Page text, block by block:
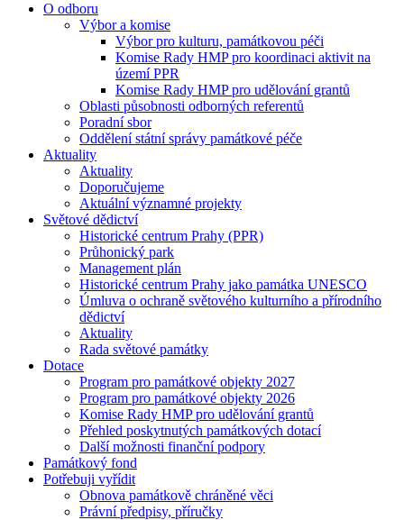
O odboru
Výbor a komise
Výbor pro kulturu, památkovou péči
Komise Rady HMP pro koordinaci aktivit na
území PPR
Komise Rady HMP pro udělování grantů
Oblasti působnosti odborných referentů
Poradní sbor
Oddělení státní správy památkové péče
Aktuality
Aktuality
Doporučujeme
Aktuální významné projekty
Světové dědictví
Historické centrum Prahy (PPR)
Průhonický park
Management plán
Historické centrum Prahy jako památka UNESCO
Úmluva o ochraně světového kulturního a přírodního
dědictví
Aktuality
Rada světové památky
Dotace
Program pro památkové objekty 2027
Program pro památkové objekty 2026
Komise Rady HMP pro udělování grantů
Přehled poskytnutých památkových dotací
Další možnosti finanční podpory
Památkový fond
Potřebuji vyřídit
Obnova památkově chráněné věci
Právní předpisy, příručky